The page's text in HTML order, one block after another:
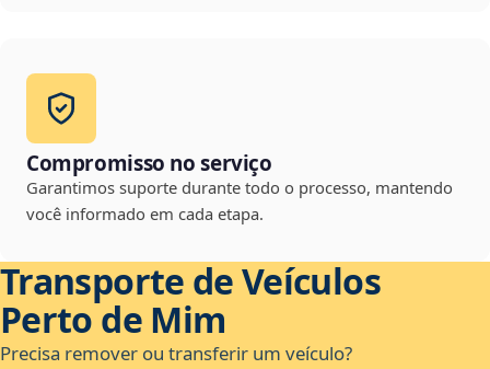
Compromisso no serviço
Garantimos suporte durante todo o processo, mantendo
você informado em cada etapa.
Transporte de Veículos
Perto de Mim
Precisa remover ou transferir um veículo?